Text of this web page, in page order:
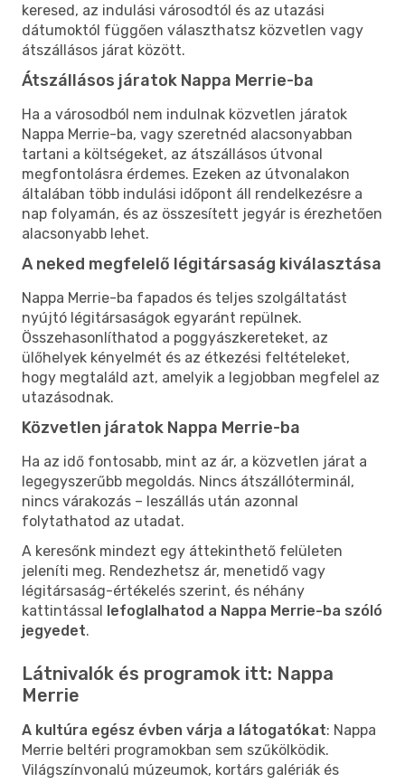
keresed, az indulási városodtól és az utazási
dátumoktól függően választhatsz közvetlen vagy
átszállásos járat között.
Átszállásos járatok Nappa Merrie-ba
Ha a városodból nem indulnak közvetlen járatok
Nappa Merrie-ba, vagy szeretnéd alacsonyabban
tartani a költségeket, az átszállásos útvonal
megfontolásra érdemes. Ezeken az útvonalakon
általában több indulási időpont áll rendelkezésre a
nap folyamán, és az összesített jegyár is érezhetően
alacsonyabb lehet.
A neked megfelelő légitársaság kiválasztása
Nappa Merrie-ba fapados és teljes szolgáltatást
nyújtó légitársaságok egyaránt repülnek.
Összehasonlíthatod a poggyászkereteket, az
ülőhelyek kényelmét és az étkezési feltételeket,
hogy megtaláld azt, amelyik a legjobban megfelel az
utazásodnak.
Közvetlen járatok Nappa Merrie-ba
Ha az idő fontosabb, mint az ár, a közvetlen járat a
legegyszerűbb megoldás. Nincs átszállóterminál,
nincs várakozás – leszállás után azonnal
folytathatod az utadat.
A keresőnk mindezt egy áttekinthető felületen
jeleníti meg. Rendezhetsz ár, menetidő vagy
légitársaság-értékelés szerint, és néhány
kattintással lefoglalhatod a Nappa Merrie-ba szóló
jegyedet.
Látnivalók és programok itt: Nappa
Merrie
A kultúra egész évben várja a látogatókat: Nappa
Merrie beltéri programokban sem szűkölködik.
Világszínvonalú múzeumok, kortárs galériák és